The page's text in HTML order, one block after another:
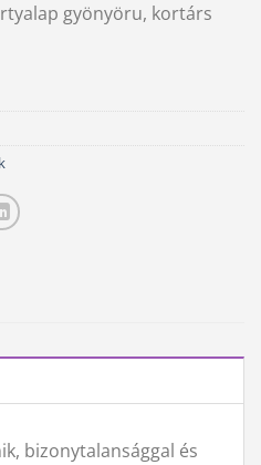
gyönyöru, kortárs
bizonytalansággal és